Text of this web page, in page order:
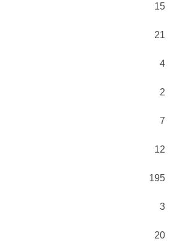
15
21
4
2
7
12
195
3
20